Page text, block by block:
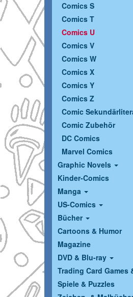
Comics S
Comics T
Comics U
Comics V
Comics W
Comics X
Comics Y
Comics Z
Comic
Comic Zubehör
DC Comics
Marvel Comics
Graphic Novels
Kinder-Comics
Manga
US-Comics
Bücher
Cartoons & Humor
Magazine
DVD & Blu-ray
Trading Card Games
Spiele & Puzzles